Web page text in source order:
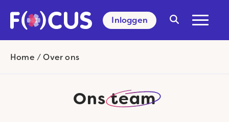
Inloggen
Home /Over ons
Onsteam